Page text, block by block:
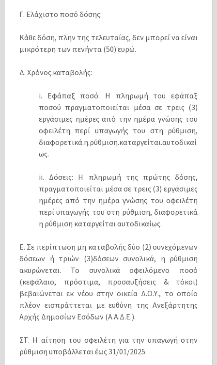
Γ. Ελάχιστο ποσό δόσης:
Κάθε δόση, πλην της τελευταίας, δεν μπορεί να είναι
μικρότερη των πενήντα (50) ευρώ.
Δ. Χρόνος.καταβολής:
i. Εφάπαξ ποσό: Η πληρωμή του εφάπαξ
ποσού πραγματοποιείται μέσα σε τρεις (3)
εργάσιμες ημέρες από την ημέρα γνώσης του
οφειλέτη περί υπαγωγής του στη ρύθμιση,
διαφορετικά.η.ρύθμιση.καταργείται.αυτοδικαί
ως.
ii. Δόσεις: Η πληρωμή της πρώτης δόσης,
πραγματοποιείται μέσα σε τρεις (3) εργάσιμες
ημέρες από την ημέρα γνώσης του οφειλέτη
περί υπαγωγής του στη ρύθμιση, διαφορετικά
η ρύθμιση καταργείται αυτοδικαίως.
Ε. Σε περίπτωση μη καταβολής δύο (2) συνεχόμενων
δόσεων ή τριών (3)δόσεων συνολικά, η ρύθμιση
ακυρώνεται. Το συνολικά οφειλόμενο ποσό
(κεφάλαιο, πρόστιμα, προσαυξήσεις & τόκοι)
βεβαιώνεται εκ νέου στην οικεία Δ.Ο.Υ., το οποίο
πλέον εισπράττεται με ευθύνη της Ανεξάρτητης
Αρχής Δημοσίων Εσόδων (Α.Α.Δ.Ε.).
ΣΤ. Η αίτηση του οφειλέτη για την υπαγωγή στην
ρύθμιση υποβάλλεται έως 31/01/2025.